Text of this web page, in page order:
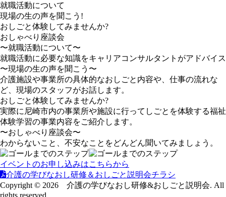
就職活動について
現場の生の声を聞こう!
おしごと体験してみませんか?
おしゃべり座談会
〜就職活動について〜
就職活動に必要な知識をキャリアコンサルタントがアドバイス
〜現場の生の声を聞こう〜
介護施設や事業所の具体的なおしごと内容や、仕事の流れな
ど、現場のスタッフがお話します。
おしごと体験してみませんか?
実際に尼崎市内の事業所や施設に行ってしごとを体験する福祉
体験学習の事業内容をご紹介します。
〜おしゃべり座談会〜
わからないこと、不安なことをどんどん聞いてみましょう。
イベントのお申し込みはこちらから
介護の学びなおし研修＆おしごと説明会チラシ
Copyright © 2026 介護の学びなおし研修&おしごと説明会. All
rights reserved.